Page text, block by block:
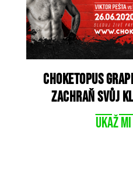
CHOKETOPUS
ZACHRAŇ SVŮJ
Ukaž